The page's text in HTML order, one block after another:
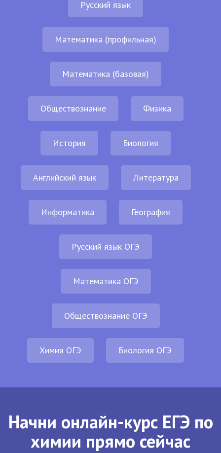
Русский язык
Математика (профильная)
Математика (базовая)
Обществознание Физика
История Биология
Английский язык Литература
Информатика География
Русский язык ОГЭ
Математика ОГЭ
Обществознание ОГЭ
Химия ОГЭ Биология ОГЭ
Начни онлайн-курс ЕГЭ по
химии прямо сейчас